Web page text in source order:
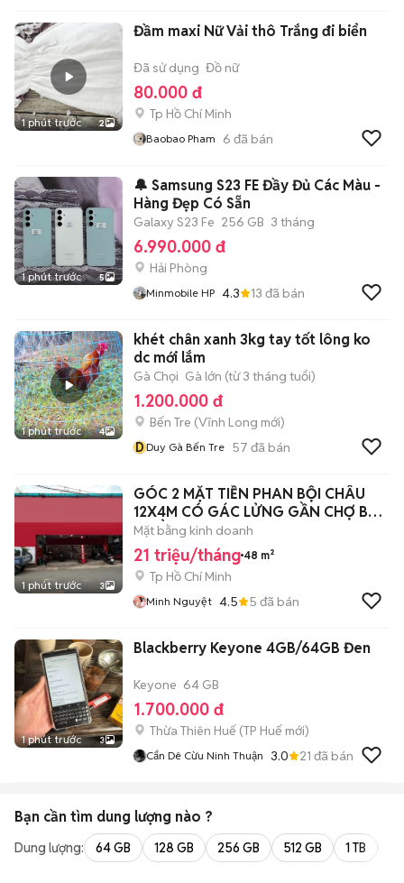
1 phút trước 2
Đầm maxi Nữ Vải thô Trắng đi biển
Đã sử dụng Đồ nữ
80.000 đ
Tp Hồ Chí Minh
Baobao Pham 6 đã bán
1 phút trước 5
🔔 Samsung S23 FE Đầy Đủ Các Màu -
Hàng Đẹp Có Sẵn
Galaxy S23 Fe 256 GB 3 tháng
6.990.000 đ
Hải Phòng
Minmobile HP 4.3 13 đã bán
1 phút trước 4
khét chân xanh 3kg tay tốt lông ko
dc mới lắm
Gà Chọi Gà lớn (từ 3 tháng tuổi)
1.200.000 đ
Bến Tre (Vĩnh Long mới)
DDuy Gà Bến Tre 57 đã bán
1 phút trước 3
GÓC 2 MẶT TIỀN PHAN BỘI CHÂU
12X4M CÓ GÁC LỬNG GẦN CHỢ BÀ
CHIỂU
Mặt bằng kinh doanh
21 triệu/tháng 48 m²
Tp Hồ Chí Minh
Minh Nguyệt 4.5 5 đã bán
1 phút trước 3
Blackberry Keyone 4GB/64GB Đen
Keyone 64 GB
1.700.000 đ
Thừa Thiên Huế (TP Huế mới)
Cẩn Dê Cừu Ninh Thuận 3.0 21 đã bán
Bạn cần tìm dung lượng nào ?
Dung lượng: 64 GB 128 GB 256 GB 512 GB 1 TB